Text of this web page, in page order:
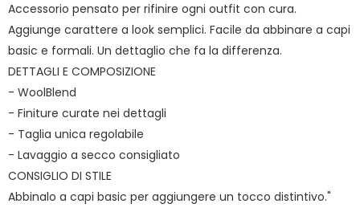
Accessorio pensato per rifinire ogni outfit con cura.
Aggiunge carattere a look semplici. Facile da abbinare a capi
basic e formali. Un dettaglio che fa la differenza.
DETTAGLI E COMPOSIZIONE
- WoolBlend
- Finiture curate nei dettagli
- Taglia unica regolabile
- Lavaggio a secco consigliato
CONSIGLIO DI STILE
Abbinalo a capi basic per aggiungere un tocco distintivo."